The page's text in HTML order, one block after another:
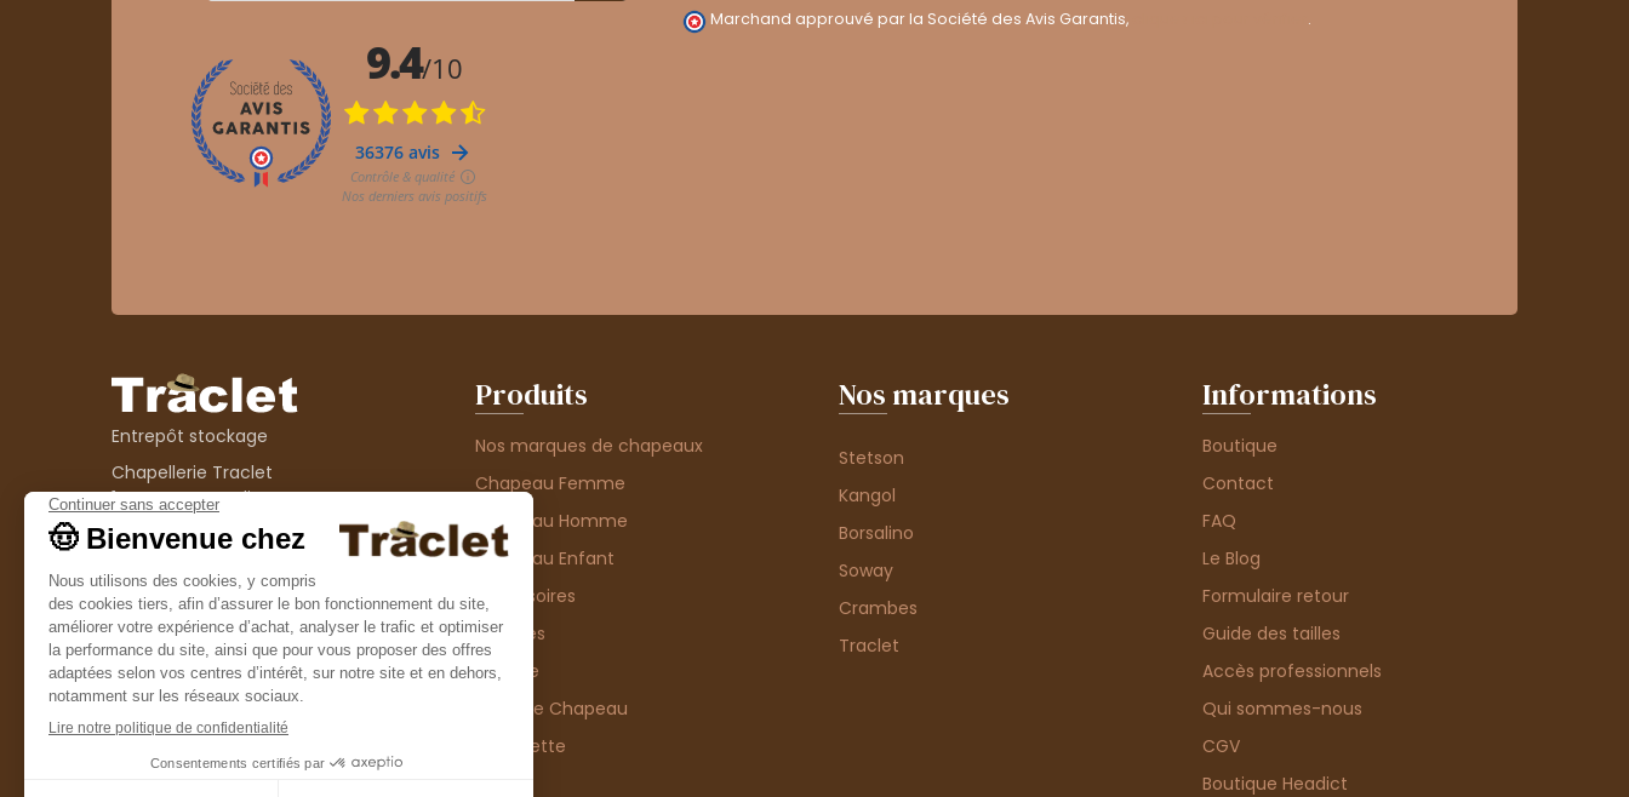
Marchand approuvé par la Société des Avis Garantis, .
Entrepôt stockage
Chapellerie Traclet
14 Impasse Bardin
42300 Roanne
contact@chapellerie-traclet.com
Boutique
Chapellerie Traclet
4 rue de Cadore
42300 Roanne
Produits
Nos marques de chapeaux
Chapeau Femme
Chapeau Homme
Chapeau Enfant
Accessoires
Thèmes
Matière
Type de Chapeau
Casquette
Nos marques
Stetson
Kangol
Borsalino
Soway
Crambes
Traclet
Informations
Boutique
Contact
FAQ
Le Blog
Formulaire retour
Guide des tailles
Accès professionnels
Qui sommes-nous
CGV
Boutique Headict